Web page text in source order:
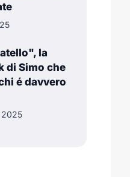
la
di Simo che
é davvero
2025